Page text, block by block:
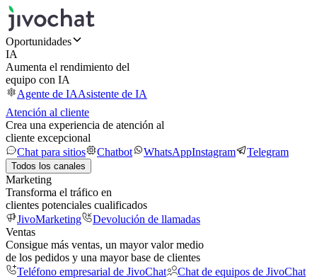
Oportunidades
IA
Aumenta el rendimiento del
equipo con IA
Agente de IAAsistente de IA
Atención al cliente
Crea una experiencia de atención al
cliente excepcional
Chat para sitios
Chatbot WhatsAppInstagram Telegram
Todos los canales
Marketing
Transforma el tráfico en
clientes potenciales cualificados
JivoMarketing
Devolución de llamadas
Ventas
Consigue más ventas, un mayor valor medio
de los pedidos y una mayor base de clientes
Teléfono empresarial de JivoChat
Chat de equipos de JivoChat